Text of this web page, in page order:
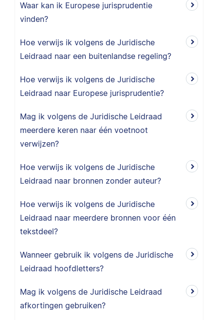
Waar kan ik Europese jurisprudentie
vinden?
Hoe verwijs ik volgens de Juridische
Leidraad naar een buitenlandse regeling?
Hoe verwijs ik volgens de Juridische
Leidraad naar Europese jurisprudentie?
Mag ik volgens de Juridische Leidraad
meerdere keren naar één voetnoot
verwijzen?
Hoe verwijs ik volgens de Juridische
Leidraad naar bronnen zonder auteur?
Hoe verwijs ik volgens de Juridische
Leidraad naar meerdere bronnen voor één
tekstdeel?
Wanneer gebruik ik volgens de Juridische
Leidraad hoofdletters?
Mag ik volgens de Juridische Leidraad
afkortingen gebruiken?